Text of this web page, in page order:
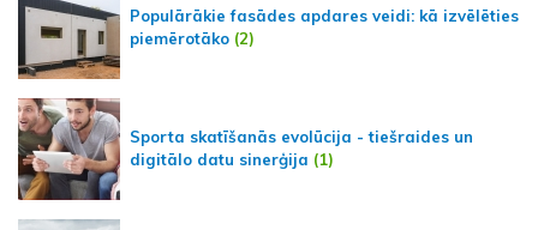
Populārākie fasādes apdares veidi: kā izvēlēties
piemērotāko (2)
Sporta skatīšanās evolūcija - tiešraides un
digitālo datu sinerģija (1)